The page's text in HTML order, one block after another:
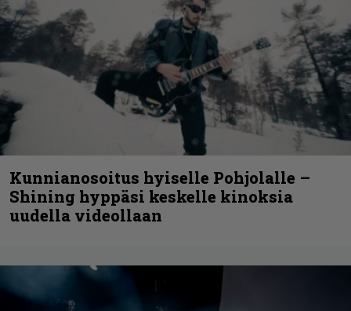
Kunnianosoitus hyiselle Pohjolalle –
Shining hyppäsi keskelle kinoksia
uudella videollaan